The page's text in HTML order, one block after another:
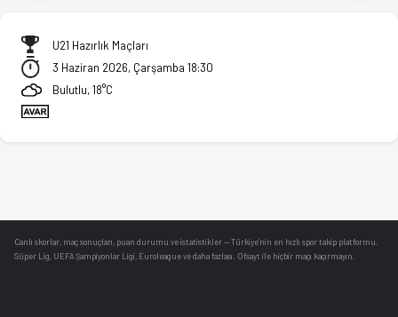
U21 Hazırlık Maçları
3 Haziran 2026, Çarşamba 18:30
Bulutlu, 18°C
Canlı skorlar , maç sonuçları, puan durumu ve istatistikler — Türkiye’nin en hızlı spor takip platformu.
Süper Lig, UEFA Şampiyonlar Ligi, Euroleague ve daha fazlası. Ofsayt ile hiçbir maçı kaçırmayın.